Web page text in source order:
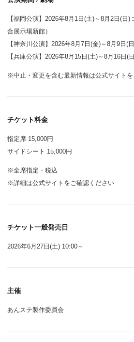
【福岡公演】2026年8月1日(土)～8月2日(日
合展示場新館）
【神奈川公演】2026年8月7日(金)～8月9日(
【兵庫公演】2026年8月15日(土)～8月16日(
※中止・変更を含む最新情報は公式サイト
チケット料金
指定席 15,000円
サイドシート 15,000円
※全席指定・税込
※詳細は公式サイトをご確認ください
チケット一般発売日
2026年6月27日(土) 10:00～
主催
あんステ製作委員会